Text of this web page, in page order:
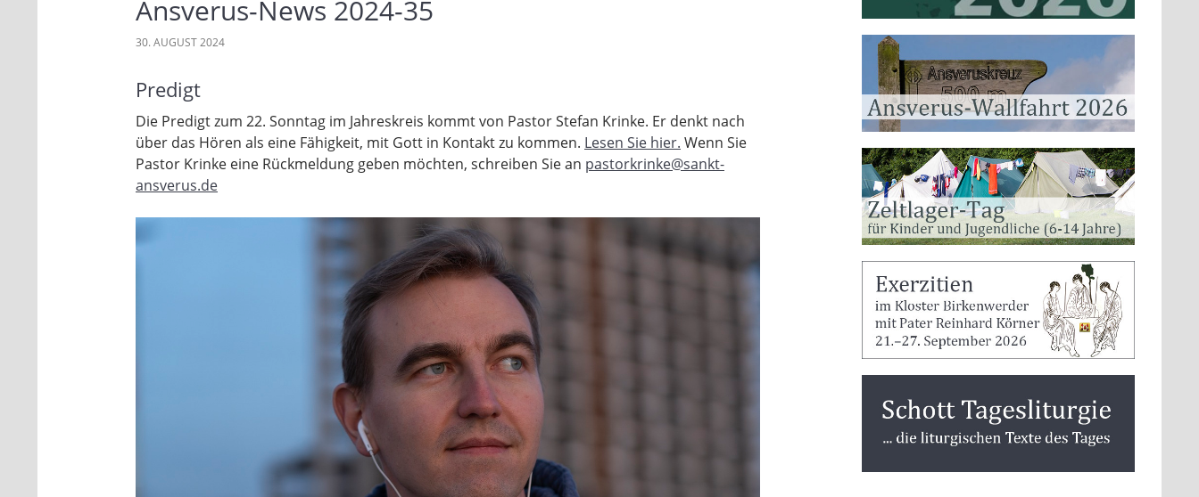
Ansverus-News 2024-35
30. AUGUST 2024
Predigt
Die Predigt zum 22. Sonntag im Jahreskreis kommt von Pastor Stefan Krinke. Er denkt nach
über das Hören als eine Fähigkeit, mit Gott in Kontakt zu kommen. Lesen Sie hier. Wenn Sie
Pastor Krinke eine Rückmeldung geben möchten, schreiben Sie an pastorkrinke@sankt-
ansverus.de